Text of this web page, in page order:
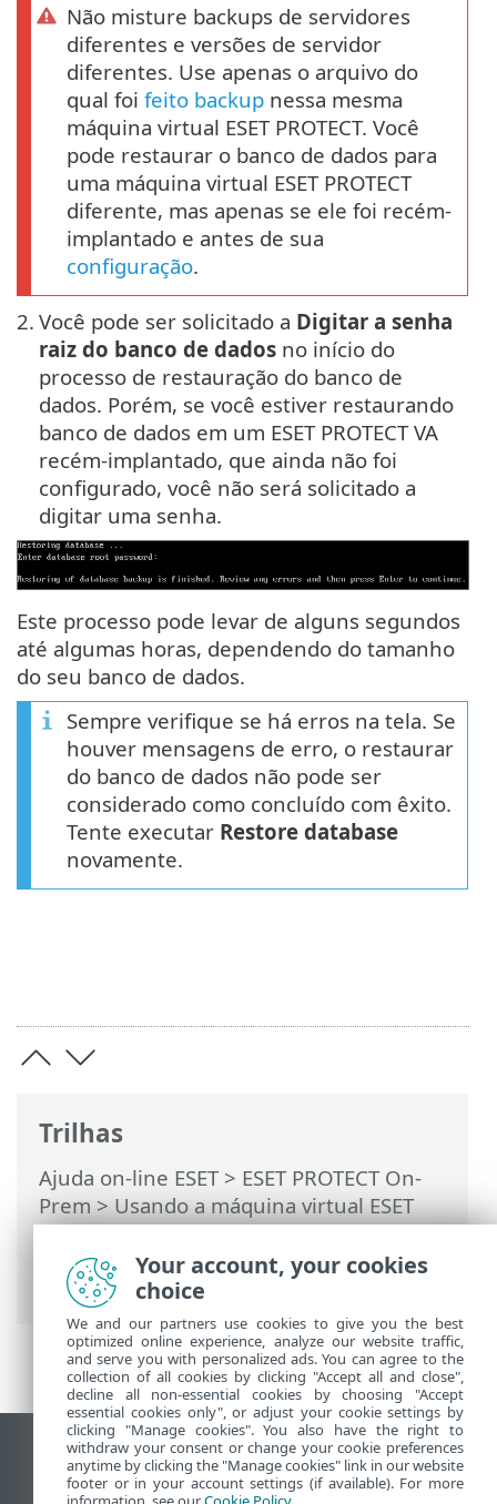
Trilhas
Ajuda on-line ESET> ESET PROTECT On-
Prem>Usando a máquina virtual ESET
PROTECT>Console de gerenciamento de
máquina virtual ESET PROTECT>
Restaurar banco de dados
Não misture backups de servidores
diferentes e versões de servidor
diferentes. Use apenas o arquivo do
qual foi feito backup nessa mesma
máquina virtual ESET PROTECT. Você
pode restaurar o banco de dados para
uma máquina virtual ESET PROTECT
diferente, mas apenas se ele foi recém-
implantado e antes de sua
configuração.
2. Você pode ser solicitado a Digitar a senha
raiz do banco de dados no início do
processo de restauração do banco de
dados. Porém, se você estiver restaurando
banco de dados em um ESET PROTECT VA
recém-implantado, que ainda não foi
configurado, você não será solicitado a
digitar uma senha.
Este processo pode levar de alguns segundos
até algumas horas, dependendo do tamanho
do seu banco de dados.
Sempre verifique se há erros na tela. Se
houver mensagens de erro, o restaurar
do banco de dados não pode ser
considerado como concluído com êxito.
Tente executar Restore database
novamente.
Ver site para desktop
End of Life
Your account, your cookies
choice
We and our partners use cookies to give you the best
optimized online experience, analyze our website traffic,
and serve you with personalized ads. You can agree to the
collection of all cookies by clicking "Accept all and close",
decline all non-essential cookies by choosing "Accept
essential cookies only", or adjust your cookie settings by
clicking "Manage cookies". You also have the right to
withdraw your consent or change your cookie preferences
anytime by clicking the "Manage cookies" link in our website
footer or in your account settings (if available). For more